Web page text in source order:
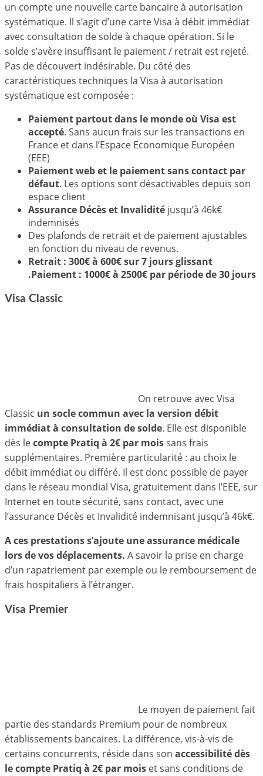
un compte une nouvelle carte bancaire à autorisation
systématique. Il s’agit d’une carte Visa à débit immédiat
avec consultation de solde à chaque opération. Si le
solde s’avère insuffisant le paiement / retrait est rejeté.
Pas de découvert indésirable. Du côté des
caractéristiques techniques la Visa à autorisation
systématique est composée :
Paiement partout dans le monde où Visa est
accepté. Sans aucun frais sur les transactions en
France et dans l’Espace Economique Européen
(EEE)
Paiement web et le paiement sans contact par
défaut. Les options sont désactivables depuis son
espace client
Assurance Décès et Invalidité jusqu’à 46k€
indemnisés
Des plafonds de retrait et de paiement ajustables
en fonction du niveau de revenus.
Retrait : 300€ à 600€ sur 7 jours glissant
.Paiement : 1000€ à 2500€ par période de 30 jours
Visa Classic
On retrouve avec Visa
Classic un socle commun avec la version débit
immédiat à consultation de solde. Elle est disponible
dès lecompte Pratiq à 2€ par moissans frais
supplémentaires. Première particularité : au choix le
débit immédiat ou différé. Il est donc possible de payer
dans le réseau mondial Visa, gratuitement dans l’EEE, sur
Internet en toute sécurité, sans contact, avec une
l’assurance Décès et Invalidité indemnisant jusqu’à 46k€.
A ces prestations s’ajoute une assurance médicale
lors de vos déplacements. A savoir la prise en charge
d’un rapatriement par exemple ou le remboursement de
frais hospitaliers à l’étranger.
Visa Premier
Le moyen de paiement fait
partie des standards Premium pour de nombreux
établissements bancaires. La différence, vis-à-vis de
certains concurrents, réside dans son accessibilité dès
le compte Pratiq à 2€ par mois et sans conditions de